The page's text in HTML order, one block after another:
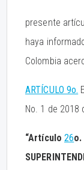
presente
haya
Colombia
ARTÍCULO 9o.
No. 1 de 2018
“Artículo 26o.